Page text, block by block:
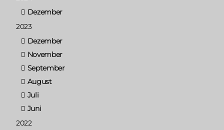
Dezember
2023
Dezember
November
September
August
Juli
Juni
2022